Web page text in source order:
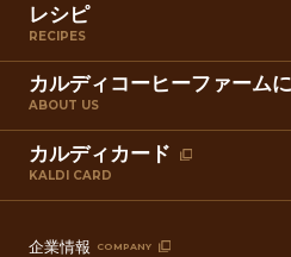
レシピ
RECIPES
カルディコーヒーファーム
ABOUT US
カルディカード
KALDI CARD
企業情報 COMPANY